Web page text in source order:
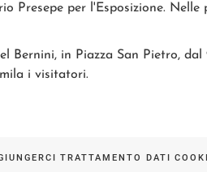
Presepe per l'Esposizione.
Bernini, in Piazza San Pietro,
i visitatori.
TRATTAMENTO DATI